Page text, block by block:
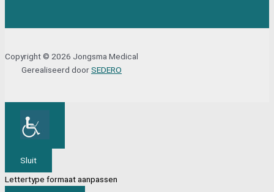
Copyright © 2026 Jongsma Medical
Gerealiseerd doorSEDERO
Sluit
Lettertype formaat aanpassen